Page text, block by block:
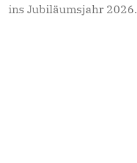
ins Jubiläumsjahr 2026.